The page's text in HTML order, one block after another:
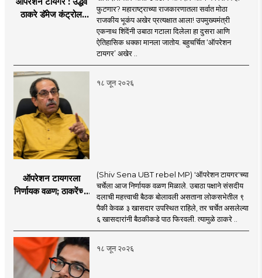
ठाकरे डॅमेज कंट्रोल
शिंदेंकडे जाण्याच्या चर्चा
सुरू
फुटणार? महाराष्ट्राच्या राजकारणातला सर्वात मोठा
राजकीय भूकंप अखेर प्रत्यक्षात आला! उपमुख्यमंत्री
एकनाथ शिंदेंनी उबाठा गटाला दिलेला हा दुसरा आणि
ऐतिहासिक धक्का मानला जातोय. बहुचर्चित ‘ऑपरेशन
टायगर’ अखेर ..
१८ जून २०२६
ऑपरेशन टायगरला
निर्णायक वळण; ठाकरेंच्या
विलीन होण्याचा प्रस्ताव?
(Shiv Sena UBT rebel MP) 'ऑपरेशन टायगर'च्या
चर्चेला आज निर्णायक वळण मिळाले. उबाठा पक्षाने संसदीय
दलाची महत्त्वाची बैठक बोलावली असताना लोकसभेतील ९
पैकी केवळ ३ खासदार उपस्थित राहिले, तर चर्चेत असलेल्या
६ खासदारांनी बैठकीकडे पाठ फिरवली. त्यामुळे ठाकरे ..
१८ जून २०२६